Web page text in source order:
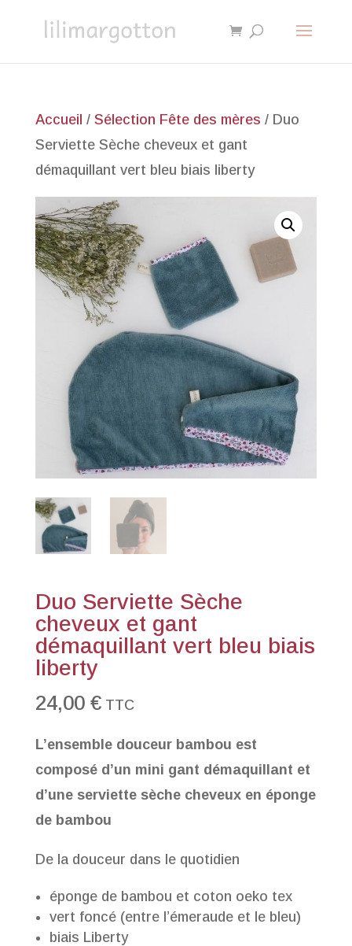
Accueil / Sélection Fête des mères / Duo
Serviette Sèche cheveux et gant
démaquillant vert bleu biais liberty
Duo Serviette Sèche
cheveux et gant
démaquillant vert bleu biais
liberty
24,00 € TTC
L’ensemble douceur bambou est
composé d’un mini gant démaquillant et
d’une serviette sèche cheveux en éponge
de bambou
De la douceur dans le quotidien
éponge de bambou et coton oeko tex
vert foncé (entre l’émeraude et le bleu)
biais Liberty